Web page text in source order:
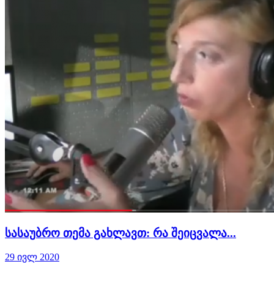
სასაუბრო თემა გახლავთ: რა შეიცვალა...
29 ივლ 2020